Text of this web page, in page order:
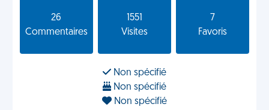
26
Commentaires
1551
Visites
7
Favoris
Non spécifié
Non spécifié
Non spécifié